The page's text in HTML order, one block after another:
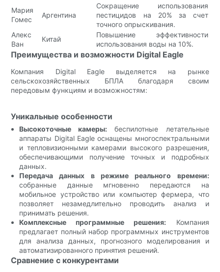
Мария
Гомес
Аргентина
Сокращение использования
пестицидов на 20% за счет
точного опрыскивания.
Алекс
Ван
Китай
Повышение эффективности
использования воды на 10%.
Преимущества и возможности Digital Eagle
Компания Digital Eagle выделяется на рынке
сельскохозяйственных БПЛА благодаря своим
передовым функциям и возможностям:
Уникальные особенности
Высокоточные камеры: беспилотные летательные
аппараты Digital Eagle оснащены многоспектральными
и тепловизионными камерами высокого разрешения,
обеспечивающими получение точных и подробных
данных.
Передача данных в режиме реального времени:
собранные данные мгновенно передаются на
мобильное устройство или компьютер фермера, что
позволяет незамедлительно проводить анализ и
принимать решения.
Комплексные программные решения: Компания
предлагает полный набор программных инструментов
для анализа данных, прогнозного моделирования и
автоматизированного принятия решений.
Сравнение с конкурентами